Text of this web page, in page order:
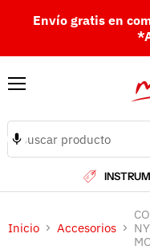
Envío gratis en
Inicio Accesorios